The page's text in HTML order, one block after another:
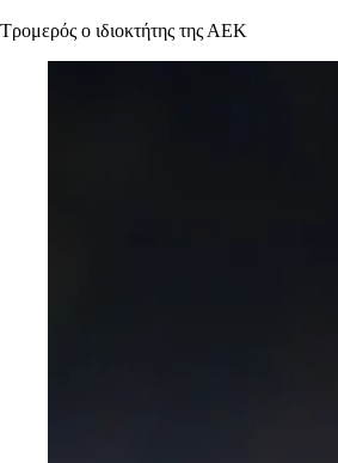
Τρομερός ο ιδιοκτήτης της ΑΕΚ